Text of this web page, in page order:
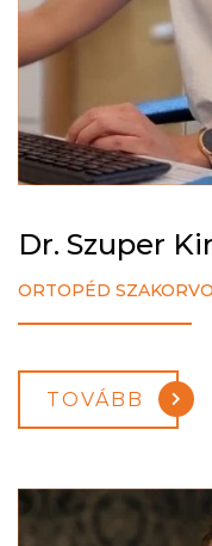
Dr. Szuper
ORTOPÉD
TOVÁBB